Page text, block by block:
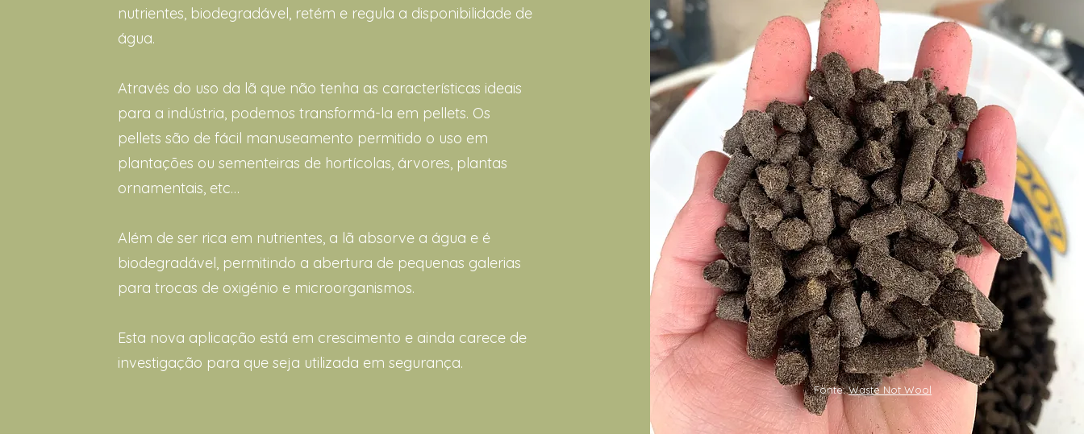
nutrientes, biodegradável, retém e regula a disponibilidade de
água.
Através do uso da lã que não tenha as características ideais
para a indústria, podemos transformá-la em pellets. Os
pellets são de fácil manuseamento permitido o uso em
plantações ou sementeiras de hortícolas, árvores, plantas
ornamentais, etc…
Além de ser rica em nutrientes, a lã absorve a água e é
biodegradável, permitindo a abertura de pequenas galerias
para trocas de oxigénio e microorganismos.
Esta nova aplicação está em crescimento e ainda carece de
investigação para que seja utilizada em segurança.
Fonte:Waste Not Wool